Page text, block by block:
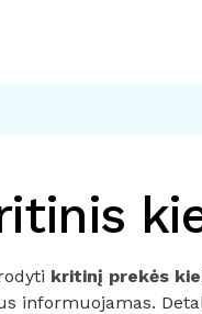
kritinį prekės
informuojamas.